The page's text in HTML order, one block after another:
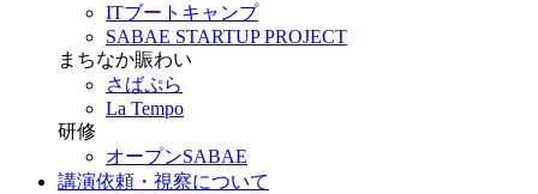
ITブートキャンプ
SABAE STARTUP PROJECT
まちなか賑わい
さばぷら
La Tempo
研修
オープンSABAE
講演依頼・視察について